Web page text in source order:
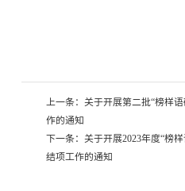
上一条： 关于开展第二批“榜样
作的通知
下一条： 关于开展2023年度“榜
结项工作的通知